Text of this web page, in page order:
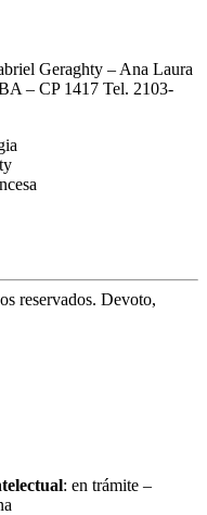
Geraghty – Ana Laura
– CP 1417 Tel. 2103-
reservados. Devoto,
: en trámite –